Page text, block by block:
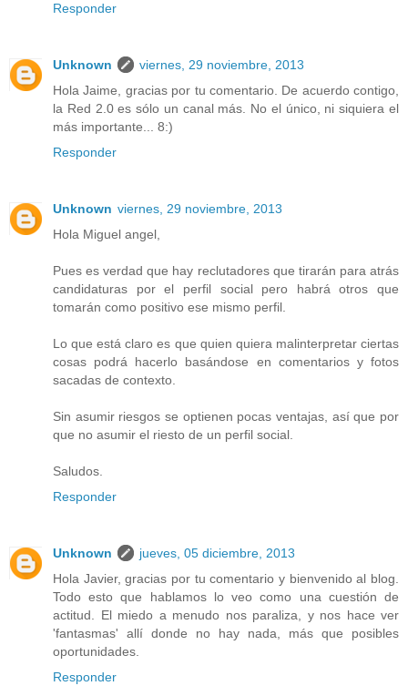
Responder
Unknown
viernes, 29 noviembre, 2013
Hola Jaime, gracias por tu comentario. De acuerdo contigo,
la Red 2.0 es sólo un canal más. No el único, ni siquiera el
más importante... 8:)
Responder
Unknown viernes, 29 noviembre, 2013
Hola Miguel angel,
Pues es verdad que hay reclutadores que tirarán para atrás
candidaturas por el perfil social pero habrá otros que
tomarán como positivo ese mismo perfil.
Lo que está claro es que quien quiera malinterpretar ciertas
cosas podrá hacerlo basándose en comentarios y fotos
sacadas de contexto.
Sin asumir riesgos se optienen pocas ventajas, así que por
que no asumir el riesto de un perfil social.
Saludos.
Responder
Unknown
jueves, 05 diciembre, 2013
Hola Javier, gracias por tu comentario y bienvenido al blog.
Todo esto que hablamos lo veo como una cuestión de
actitud. El miedo a menudo nos paraliza, y nos hace ver
'fantasmas' allí donde no hay nada, más que posibles
oportunidades.
Responder